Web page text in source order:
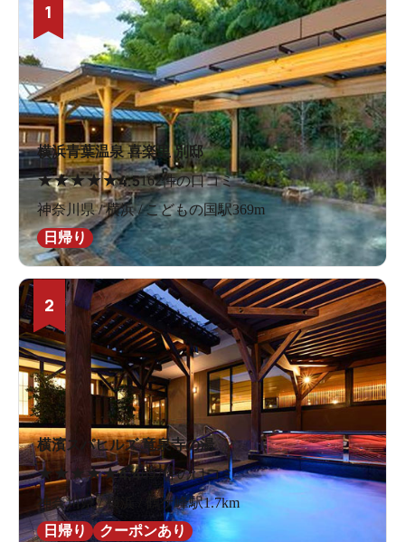
1
横浜青葉温泉 喜楽里 別邸
★★★★★4.5162件の口コミ
神奈川県 / 横浜 / こどもの国駅369m
日帰り
2
横濱スパヒルズ 竜泉寺の湯
★★ ★★★4.4697件の口コミ
神奈川県 / 横浜 / 鶴ケ峰駅1.7km
日帰り
クーポンあり